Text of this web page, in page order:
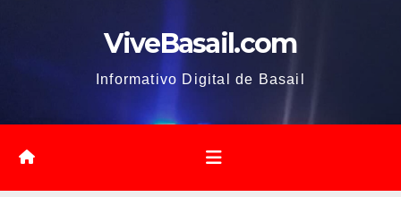
ViveBasail.com
Informativo Digital de Basail